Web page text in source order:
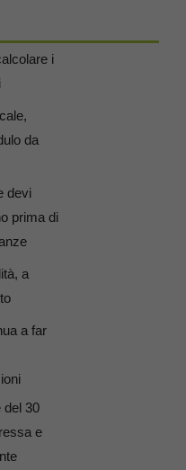
i
da
devi
prima di
a
a far
del 30
e